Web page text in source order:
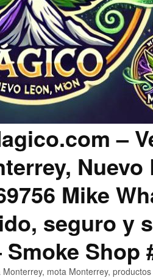
–
Mike
seguro y
Shop
mota Monterrey,